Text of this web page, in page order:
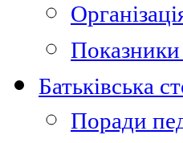
Показники
Батьківська
Поради